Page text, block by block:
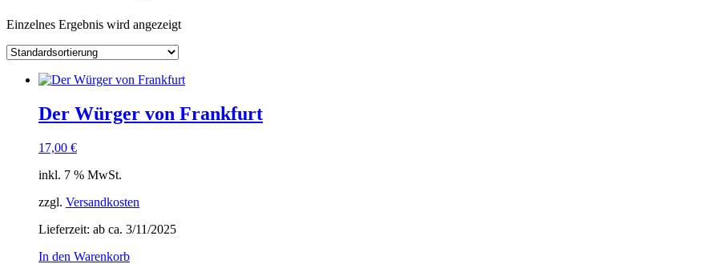
Einzelnes Ergebnis wird angezeigt
Der Würger von Frankfurt
17,00 €
inkl. 7 % MwSt.
zzgl. Versandkosten
Lieferzeit: ab ca. 3/11/2025
In den Warenkorb